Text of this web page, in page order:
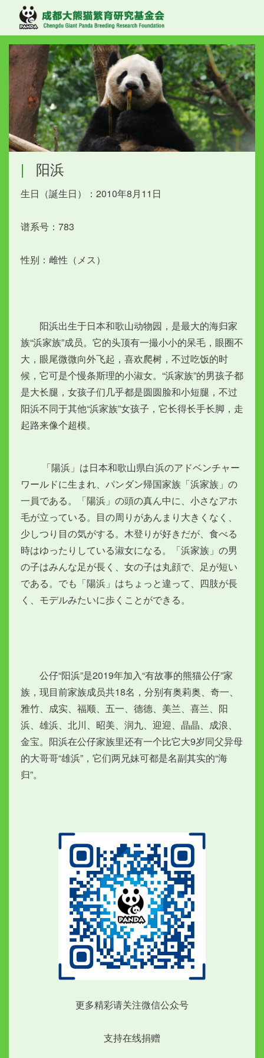
| 阳浜
生日（誕生日）：2010年8月11日
谱系号：783
性别：雌性（メス）
阳浜出生于日本和歌山动物园，是最大的海归家
族“浜家族”成员。它的头顶有一撮小小的呆毛，眼圈不
大，眼尾微微向外飞起，喜欢爬树，不过吃饭的时
候，它可是个慢条斯理的小淑女。“浜家族”的男孩子都
是大长腿，女孩子们几乎都是圆圆脸和小短腿，不过
阳浜不同于其他“浜家族”女孩子，它长得长手长脚，走
起路来像个超模。
「陽浜」は日本和歌山県白浜のアドベンチャー
ワールドに生まれ、パンダン帰国家族「浜家族」の
一員である。「陽浜」の頭の真ん中に、小さなアホ
毛が立っている。目の周りがあんまり大きくなく、
少しつり目の気がする。木登りが好きだが、食べる
時はゆったりしている淑女になる。「浜家族」の男
の子はみんな足が長く、女の子は丸顔で、足が短い
である。でも「陽浜」はちょっと違って、四肢が長
く、モデルみたいに歩くことができる。
公仔“阳浜”是2019年加入“有故事的熊猫公仔”家
族，现目前家族成员共18名，分别有奥莉奥、奇一、
雅竹、成实、福顺、五一、德德、美兰、喜兰、阳
浜、雄浜、北川、昭美、润九、迎迎、晶晶、成浪、
金宝。阳浜在公仔家族里还有一个比它大9岁同父异母
的大哥哥“雄浜”，它们两兄妹可都是名副其实的“海
归”。
更多精彩请关注微信公众号
支持在线捐赠